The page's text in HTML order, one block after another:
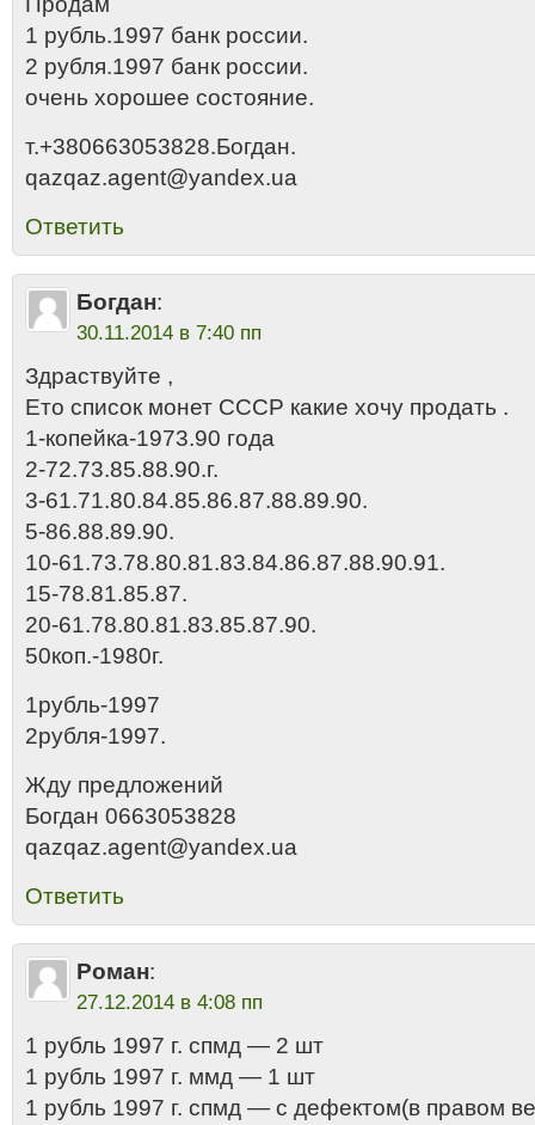
1 рубль.1997 банк россии.
2 рубля.1997 банк россии.
очень хорошее состояние.
т.+380663053828.Богдан.
qazqaz.agent@yandex.ua
Ответить
Богдан:
30.11.2014 в 7:40 пп
Здраствуйте ,
Ето список монет СССР какие хочу продать .
1-копейка-1973.90 года
2-72.73.85.88.90.г.
3-61.71.80.84.85.86.87.88.89.90.
5-86.88.89.90.
10-61.73.78.80.81.83.84.86.87.88.90.91.
15-78.81.85.87.
20-61.78.80.81.83.85.87.90.
50коп.-1980г.
1рубль-1997
2рубля-1997.
Жду предложений
Богдан 0663053828
qazqaz.agent@yandex.ua
Ответить
Роман:
27.12.2014 в 4:08 пп
1 рубль 1997 г. спмд — 2 шт
1 рубль 1997 г. ммд — 1 шт
1 рубль 1997 г. спмд — с дефектом(в правом